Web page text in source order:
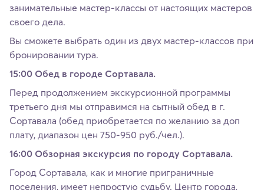
занимательные мастер-классы от настоящих мастеров
своего дела.
Вы сможете выбрать один из двух мастер-классов при
бронировании тура.
15:00 Обед в городе Сортавала.
Перед продолжением экскурсионной программы
третьего дня мы отправимся на сытный обед в г.
Сортавала (обед приобретается по желанию за доп
плату, диапазон цен 750-950 руб./чел.).
16:00 Обзорная экскурсия по городу Сортавала.
Город Сортавала, как и многие приграничные
поселения, имеет непростую судьбу. Центр города,